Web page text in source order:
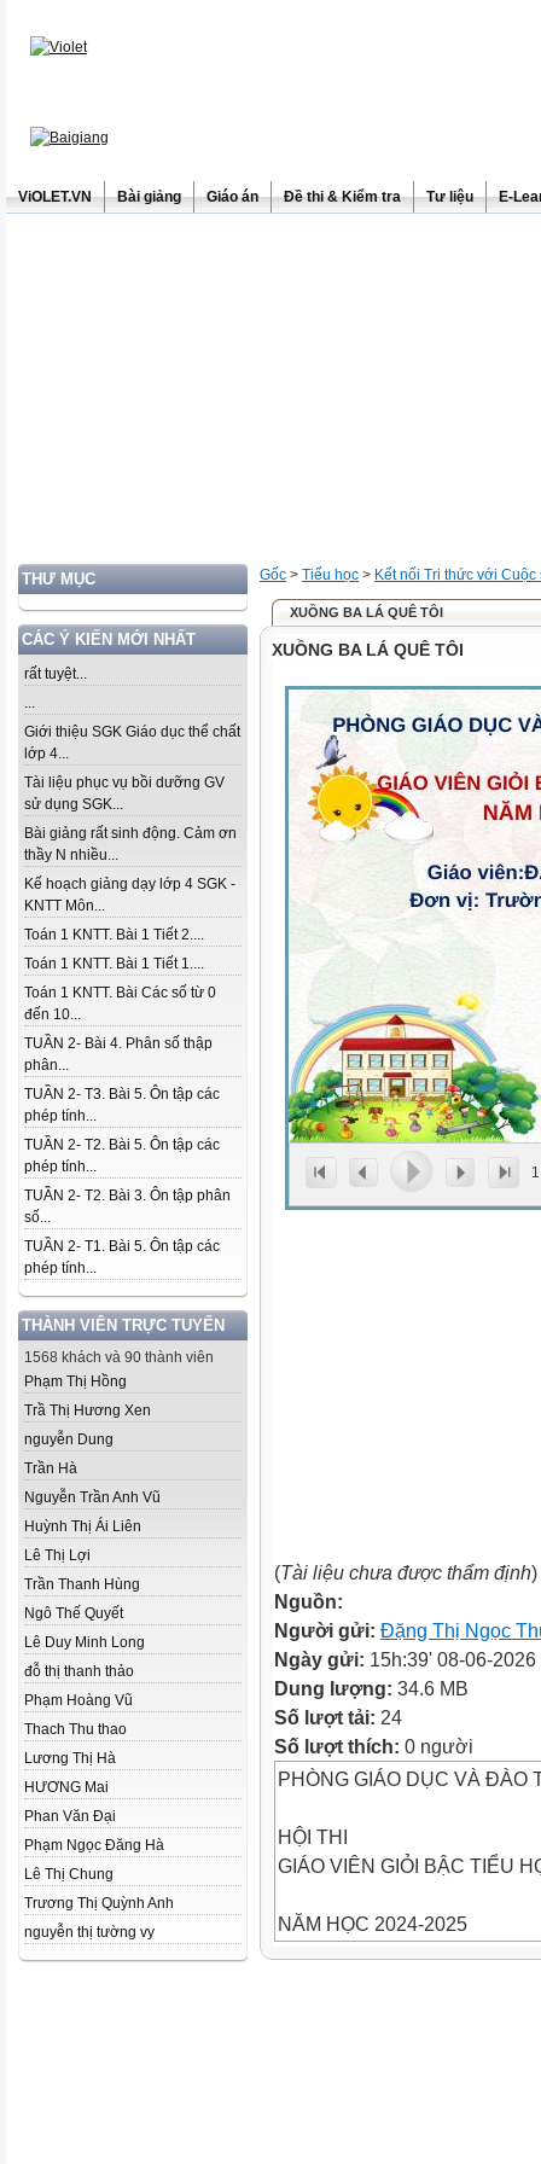
ViOLET.VN Bài giảng Giáo án Đề thi & Kiểm tra Tư liệu E-
THƯ MỤC
CÁC Ý KIẾN MỚI NHẤT
rất tuyệt...
...
Giới thiệu SGK Giáo dục thể chất
lớp 4...
Tài liệu phục vụ bồi dưỡng GV
sử dụng SGK...
Bài giảng rất sinh động. Cảm ơn
thầy N nhiều...
Kế hoạch giảng dạy lớp 4 SGK -
KNTT Môn...
Toán 1 KNTT. Bài 1 Tiết 2....
Toán 1 KNTT. Bài 1 Tiết 1....
Toán 1 KNTT. Bài Các số từ 0
đến 10...
TUẦN 2- Bài 4. Phân số thập
phân...
TUẦN 2- T3. Bài 5. Ôn tập các
phép tính...
TUẦN 2- T2. Bài 5. Ôn tập các
phép tính...
TUẦN 2- T2. Bài 3. Ôn tập phân
số...
TUẦN 2- T1. Bài 5. Ôn tập các
phép tính...
THÀNH VIÊN TRỰC TUYẾN
1568 khách và 90 thành viên
Phạm Thị Hồng
Trầ Thị Hương Xen
nguyễn Dung
Trần Hà
Nguyễn Trần Anh Vũ
Huỳnh Thị Ái Liên
Lê Thị Lợi
Trần Thanh Hùng
Ngô Thế Quyết
Lê Duy Minh Long
đỗ thị thanh thảo
Phạm Hoàng Vũ
Thach Thu thao
Lương Thị Hà
HƯƠNG Mai
Phan Văn Đại
Phạm Ngọc Đăng Hà
Lê Thị Chung
Trương Thị Quỳnh Anh
nguyễn thị tường vy
Gốc > Tiểu học > Kết nối Tri thức với Cuộc
XUỒNG BA LÁ QUÊ TÔI
XUỒNG BA LÁ QUÊ TÔI
1
(Tài liệu chưa được thẩm định)
Nguồn:
Người gửi: Đặng Thị Ngọc
Ngày gửi: 15h:39' 08-06-2026
Dung lượng: 34.6 MB
Số lượt tải: 24
Số lượt thích: 0 người
PHÒNG GIÁO DỤC VÀ ĐÀO
HỘI THI
GIÁO VIÊN GIỎI BẬC TIỂU
NĂM HỌC 2024-2025